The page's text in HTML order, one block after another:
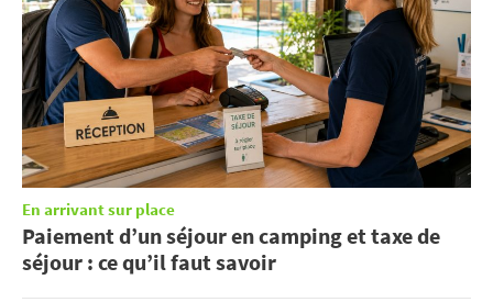
En arrivant sur place
Paiement d’un séjour en camping et taxe de
séjour : ce qu’il faut savoir